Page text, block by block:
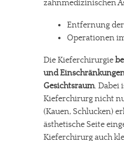
zahnmedizinischen
Entfernung
Operationen
Die Kieferchirurgie
und
Gesichtsraum. Dabei
Kieferchirurg nicht
(Kauen, Schlucken)
ästhetische Seite
Kieferchirurg auch